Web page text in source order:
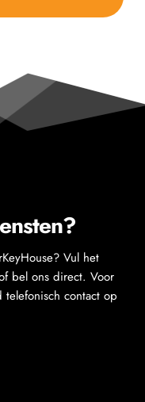
Vul het
bel ons direct. Voor
contact op